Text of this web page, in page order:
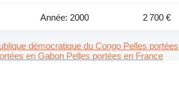
Année: 2000
2 700 €
démocratique du Congo Pelles portées
en Gabon Pelles portées en France